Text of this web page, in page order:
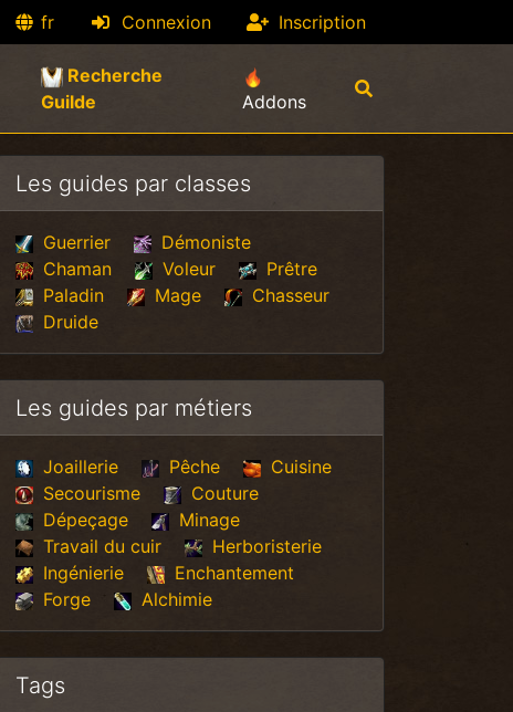
fr Connexion Inscription
Recherche
Guilde(current) Addons
Les guides par classes
Guerrier
Démoniste
Chaman
Voleur
Prêtre
Paladin
Mage
Chasseur
Druide
Les guides par métiers
Joaillerie Pêche
Cuisine
Secourisme
Couture
Dépeçage
Minage
Travail du cuir
Herboristerie
Ingénierie
Enchantement
Forge
Alchimie
Tags